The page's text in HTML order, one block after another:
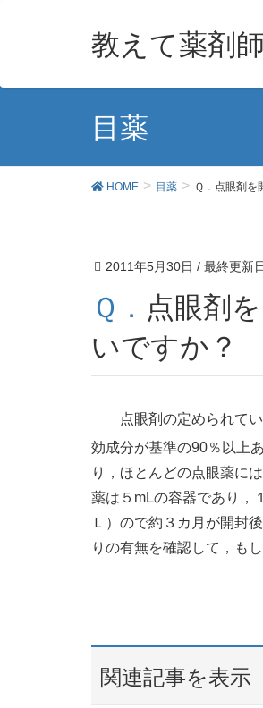
教えて薬剤
目薬
HOME 目薬 Ｑ．点眼剤を
2011年5月30日 / 最終更新
Ｑ．点眼剤を開封してから，いつまで使用してもよ
いですか？
点眼剤の定められて
効成分が基準の90％以上
り，ほとんどの点眼薬に
薬は５mLの容器であり，
Ｌ）ので約３カ月が開封
りの有無を確認して，も
関連記事を表示